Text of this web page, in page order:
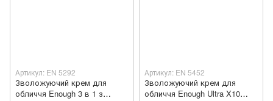
Артикул: EN 5292
Зволожуючий крем для
обличчя Enough 3 в 1 з
Артикул: EN 5452
Зволожуючий крем для
обличчя Enough Ultra X10